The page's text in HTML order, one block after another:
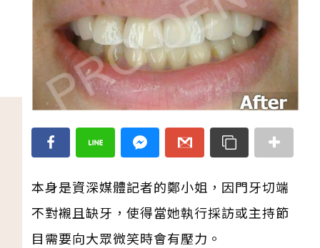
本身是資深媒體記者的鄭小姐，因門牙切端
不對襯且缺牙，使得當她執行採訪或主持節
目需要向大眾微笑時會有壓力。